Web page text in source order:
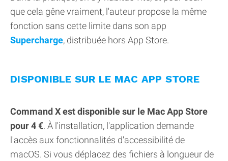
que cela gêne vraiment, l'auteur propose la même
fonction sans cette limite dans son app
Supercharge, distribuée hors App Store.
DISPONIBLE SUR LE MAC APP STORE
Command X est disponible sur le Mac App Store
pour 4 €. À l'installation, l'application demande
l'accès aux fonctionnalités d'accessibilité de
macOS. Si vous déplacez des fichiers à longueur de